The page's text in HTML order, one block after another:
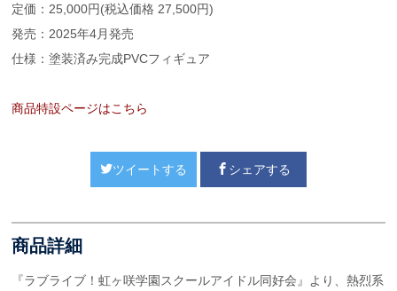
定価：25,000円(税込価格 27,500円)
発売：2025年4月発売
仕様：塗装済み完成PVCフィギュア
商品特設ページはこちら
ツイートする シェアする
商品詳細
『ラブライブ！虹ヶ咲学園スクールアイドル同好会』より、熱烈系